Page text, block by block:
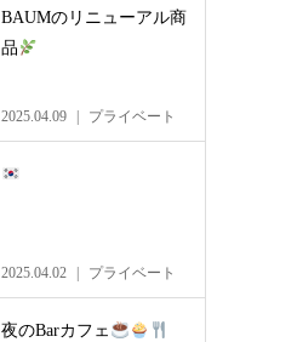
BAUMのリニューアル商
品
2025.04.09 プライベート
2025.04.02 プライベート
夜のBarカフェ